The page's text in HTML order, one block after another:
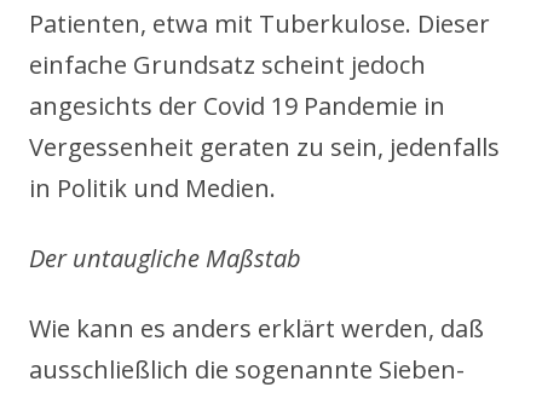
Patienten, etwa mit Tuberkulose. Dieser
einfache Grundsatz scheint jedoch
angesichts der Covid 19 Pandemie in
Vergessenheit geraten zu sein, jedenfalls
in Politik und Medien.
Der untaugliche Maßstab
Wie kann es anders erklärt werden, daß
ausschließlich die sogenannte Sieben-